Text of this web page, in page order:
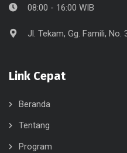
08:00 - 16:00 WIB
Jl. Tekam, Gg. Famili,
Link Cepat
Beranda
Tentang
Program